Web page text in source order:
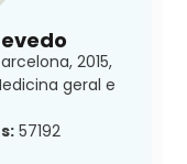
2015,
geral e
57192